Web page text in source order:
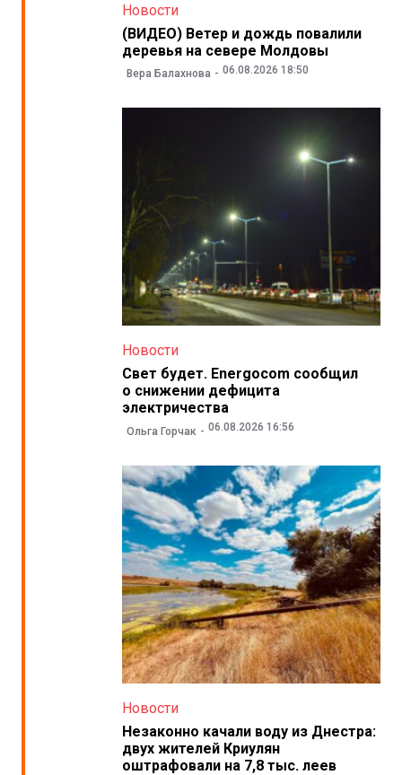
Новости
(ВИДЕО) Ветер и дождь повалили
деревья на севере Молдовы
Вера Балахнова 06.08.2026 18:50
Новости
Свет будет. Energocom сообщил
о снижении дефицита
электричества
Ольга Горчак 06.08.2026 16:56
Новости
Незаконно качали воду из Днестра:
двух жителей Криулян
оштрафовали на 7,8 тыс. леев